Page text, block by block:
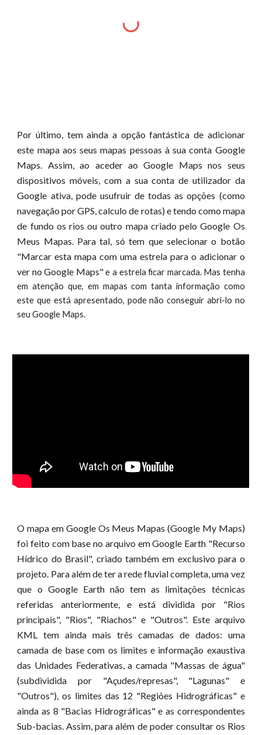
Por último, tem ainda a opção fantástica de adicionar
este mapa aos seus mapas pessoas à sua conta Google
Maps. Assim, ao aceder ao Google Maps nos seus
dispositivos móveis, com a sua conta de utilizador da
Google ativa, pode usufruir de todas as opções (como
navegação por GPS, calculo de rotas) e tendo como mapa
de fundo os rios ou outro mapa criado pelo Google Os
Meus Mapas. Para tal, só tem que selecionar o botão
"Marcar esta mapa com uma estrela para o adicionar o
ver no Google Maps"e a estrela ficar marcada. Mas tenha
em atenção que, em mapas com tanta informação como
este que está apresentado, pode não conseguir abri-lo no
seu Google Maps.
O mapa em Google Os Meus Mapas (Google My Maps)
foi feito com base no arquivo em Google Earth "Recurso
Hídrico do Brasil", criado também em exclusivo para o
projeto. Para além de ter a rede fluvial completa, uma vez
que o Google Earth não tem as limitações técnicas
referidas anteriormente, e está dividida por "Rios
principais", "Rios", "Riachos" e "Outros". Este arquivo
KML tem ainda mais três camadas de dados: uma
camada de base com os limites e informação exaustiva
das Unidades Federativas, a camada "Massas de água"
(subdividida por "Açudes/represas", "Lagunas" e
"Outros"), os limites das 12 "Regiões Hidrográficas" e
ainda as 8 "Bacias Hidrográficas" e as correspondentes
Sub-bacias. Assim, para além de poder consultar os Rios